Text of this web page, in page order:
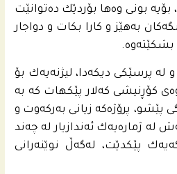
بۆیه‌ بونى وه‌ها بۆردێك ده‌توانێت
به‌هێز و كارا بكات و دواجار
بشكێته‌وه‌.
له‌ پرسێكى دیكه‌دا، لیژنه‌یه‌ك بۆ
كۆڕنیشی كه‌لار پێكهات كه‌ به‌
پێشو، پرۆژه‌كه‌ زیانی به‌ركه‌وت و
له‌ ژماره‌یه‌ك ئه‌ندازیار له‌ چه‌ند
پێكدێت، له‌گه‌ڵ نوێنه‌رانى